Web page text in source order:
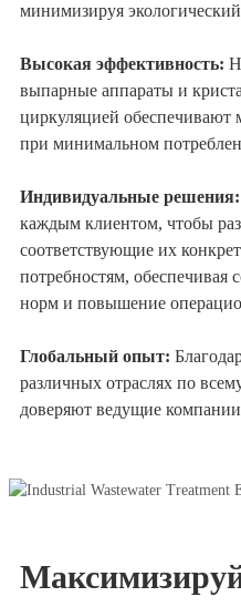
минимизируя
Высокая эффективность:
выпарные аппараты и
циркуляцией обеспечивают
при минимальном
Индивидуальные решения:
каждым клиентом, чтобы
соответствующие их
потребностям, обеспечивая
норм и повышение
Глобальный опыт:
различных отраслях по
доверяют ведущие